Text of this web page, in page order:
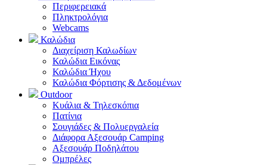
Περιφερειακά
Πληκτρολόγια
Webcams
Καλώδια
Διαχείριση Καλωδίων
Καλώδια Εικόνας
Καλώδια Ήχου
Καλώδια Φόρτισης & Δεδομένων
Outdoor
Κυάλια & Τηλεσκόπια
Πατίνια
Σουγιάδες & Πολυεργαλεία
Διάφορα Αξεσουάρ Camping
Αξεσουάρ Ποδηλάτου
Ομπρέλες